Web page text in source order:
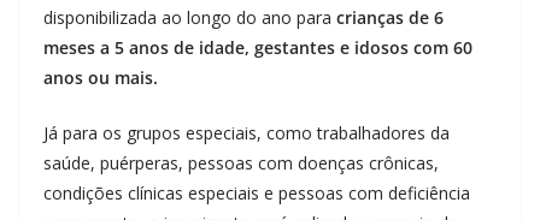
disponibilizada ao longo do ano para crianças de 6
meses a 5 anos de idade, gestantes e idosos com 60
anos ou mais.
Já para os grupos especiais, como trabalhadores da
saúde, puérperas, pessoas com doenças crônicas,
condições clínicas especiais e pessoas com deficiência